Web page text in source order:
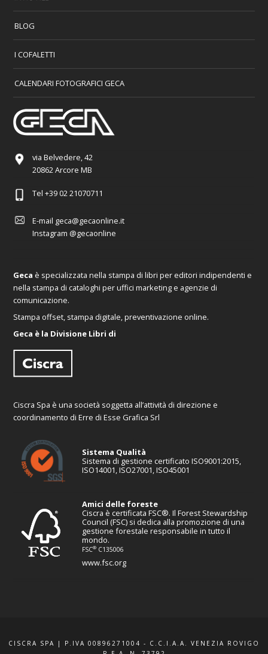
BLOG
I COFALETTI
CALENDARI FOTOGRAFICI GECA
via Belvedere, 42
20862 Arcore MB
Tel +39 02 21070711
E-mail geca@gecaonline.it
Instagram @gecaonline
Geca è specializzata nella stampa di libri per editori indipendenti e
nella stampa di cataloghi per uffici marketing e agenzie di
comunicazione.
Stampa offset, stampa digitale, preventivazione online.
Geca è la Divisione Libri di
Ciscra Spa è una società soggetta all’attività di direzione e
coordinamento di Erre di Esse Grafica Srl
Sistema Qualità
Sistema di gestione certificato ISO9001:2015,
ISO14001, ISO27001, ISO45001
Amici delle foreste
Ciscra è certificata FSC®. Il Forest Stewardship
Council (FSC) si dedica alla promozione di una
gestione forestale responsabile in tutto il
mondo.
FSC® C135006
www.fsc.org
CISCRA SPA | P.IVA 00896271004 - C.C.I.A.A. VENEZIA ROVIGO